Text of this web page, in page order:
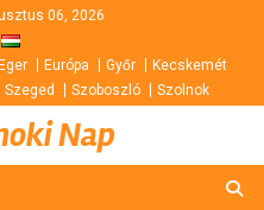
06, 2026
Eger Európa Győr
Kecskemét
Szeged Szoboszló Szolnok
Nap